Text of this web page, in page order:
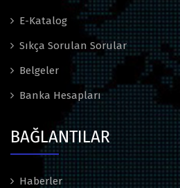
E-Katalog
Sıkça Sorulan Sorular
Belgeler
Banka Hesapları
BAĞLANTILAR
Haberler